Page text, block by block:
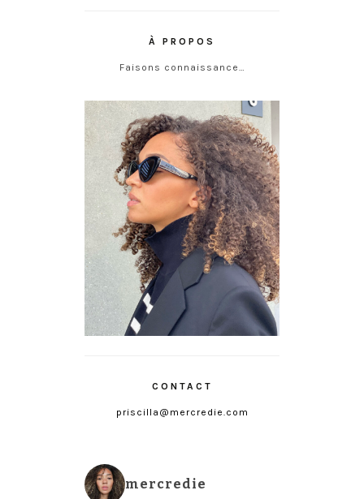
À PROPOS
Faisons connaissance…
CONTACT
priscilla@mercredie.com
mercredie